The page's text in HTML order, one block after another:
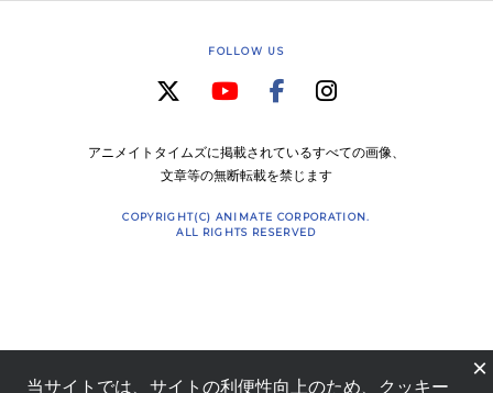
FOLLOW US
アニメイトタイムズに掲載されているすべての画像、
文章等の無断転載を禁じます
COPYRIGHT(C) ANIMATE CORPORATION.
ALL RIGHTS RESERVED
×
当サイトでは、サイトの利便性向上のため、クッキー